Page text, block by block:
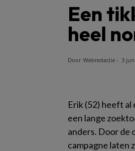
Een
heel
Door Webredactie - 3
Erik (52) heeft al
een lange
anders. Door de
campagne laten